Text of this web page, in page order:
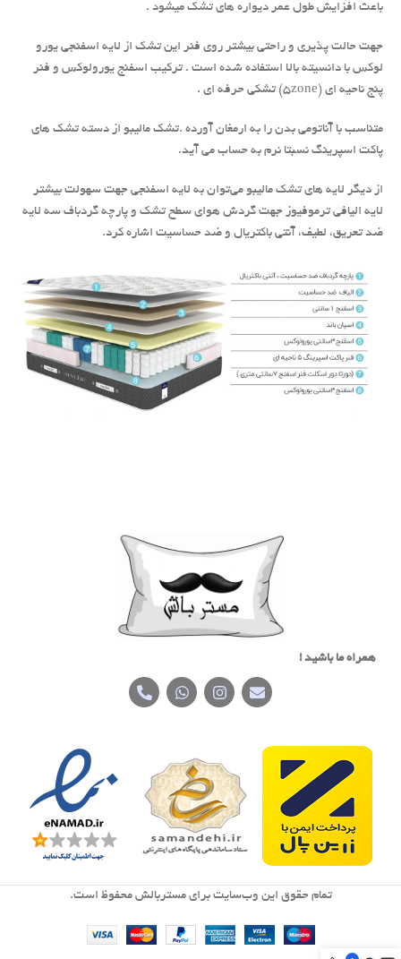
باعث افزایش طول عمر دیواره های تشک میشود .
جهت حالت پذیری و راحتی بیشتر روی فنر این تشک از لایه اسفنجی یورو
لوکس با دانسیته بالا استفاده شده است . ترکیب اسفنج یورولوکس و فنر
پنج ناحیه ای (5zone) تشکی حرفه ای .
متناسب با آناتومی بدن را به ارمغان آورده .تشک مالیبو از دسته تشک های
پاکت اسپرینگ نسبتا نرم به حساب می آید.
از دیگر لایه های تشک مالیبو می‌توان به لایه اسفنجی جهت سهولت بیشتر
لایه الیافی ترموفیوز جهت گردش هوای سطح تشک و پارچه گردباف سه لایه
ضد تعریق، لطیف، آنتی باکتریال و ضد حساسیت اشاره کرد.
همراه ما باشید !
تمام حقوق اين وب‌سايت برای مستربالش محفوظ است.